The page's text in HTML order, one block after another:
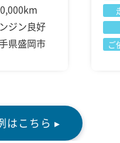
ジン良好
県盛岡市 ご
はこちら ▸